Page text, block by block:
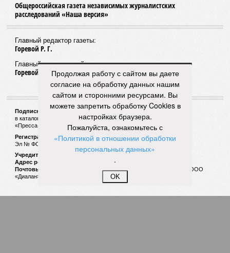
Общероссийская газета независимых журналистских
расследований «Наша версия»
Главный редактор газеты:
Горевой Р. Г.
Главный редактор сайта:
Горевой Р. Г.
Подписной индекс газеты «Наша версия»:
в каталоге «Почта России» —99266
«Пресса России» (зелёный) —41522
Регистрационный номер Роскомнадзора
Эл № ФС77-53847 от 26.04.2013.
Учредитель ООО «Версия»
Адрес редакции:
123100, Россия, Москва, улица 1905 года, 7с1
Почтовый адрес редакции:
123022, Россия, Москва, а/я 29. для ООО
«Диалан»
Продолжая работу с сайтом вы даете
согласие на обработку данных нашим
сайтом и сторонними ресурсами. Вы
можете запретить обработку Cookies в
настройках браузера.
Пожалуйста, ознакомьтесь с
«Политикой в отношении обработки
персональных данных»
.
OK